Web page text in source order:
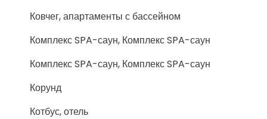
Ковчег, апартаменты с бассейном
Комплекс SPA-саун, Комплекс SPA-саун
Комплекс SPA-саун, Комплекс SPA-саун
Корунд
Котбус, отель